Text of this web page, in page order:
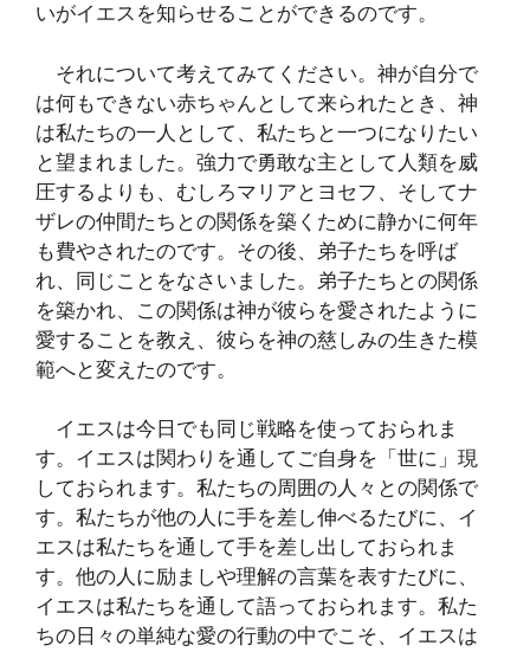
いがイエスを知らせることができるのです。
それについて考えてみてください。神が自分で
は何もできない赤ちゃんとして来られたとき、神
は私たちの一人として、私たちと一つになりたい
と望まれました。強力で勇敢な主として人類を威
圧するよりも、むしろマリアとヨセフ、そしてナ
ザレの仲間たちとの関係を築くために静かに何年
も費やされたのです。その後、弟子たちを呼ば
れ、同じことをなさいました。弟子たちとの関係
を築かれ、この関係は神が彼らを愛されたように
愛することを教え、彼らを神の慈しみの生きた模
範へと変えたのです。
イエスは今日でも同じ戦略を使っておられま
す。イエスは関わりを通してご自身を「世に」現
しておられます。私たちの周囲の人々との関係で
す。私たちが他の人に手を差し伸べるたびに、イ
エスは私たちを通して手を差し出しておられま
す。他の人に励ましや理解の言葉を表すたびに、
イエスは私たちを通して語っておられます。私た
ちの日々の単純な愛の行動の中でこそ、イエスは